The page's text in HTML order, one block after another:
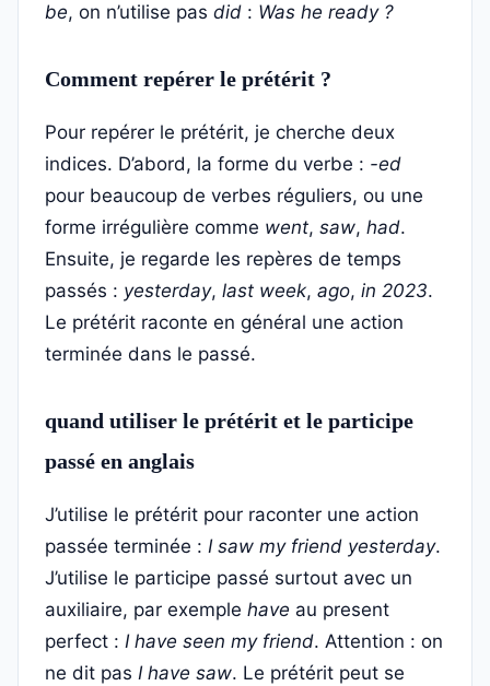
be, on n’utilise pas did : Was he ready ?
Comment repérer le prétérit ?
Pour repérer le prétérit, je cherche deux
indices. D’abord, la forme du verbe : -ed
pour beaucoup de verbes réguliers, ou une
forme irrégulière comme went, saw, had.
Ensuite, je regarde les repères de temps
passés : yesterday, last week, ago, in 2023.
Le prétérit raconte en général une action
terminée dans le passé.
quand utiliser le prétérit et le participe
passé en anglais
J’utilise le prétérit pour raconter une action
passée terminée : I saw my friend yesterday.
J’utilise le participe passé surtout avec un
auxiliaire, par exemple have au present
perfect : I have seen my friend. Attention : on
ne dit pas I have saw. Le prétérit peut se